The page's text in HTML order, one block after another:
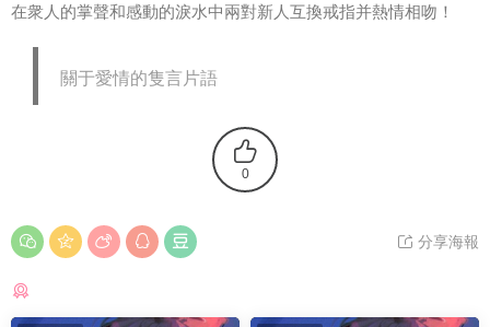
在衆人的掌聲和感動的淚水中兩對新人互換戒指并熱情相吻！
關于愛情的隻言片語
0
分享海報